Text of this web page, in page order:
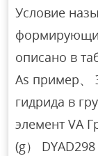
Условие
описано в
As пример、
гидрида в
элемент VA
(g）